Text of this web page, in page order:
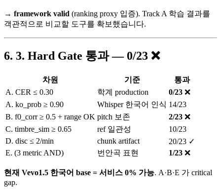
→ framework valid (ranking proxy 입증). Track A 학습 결과를
객관적으로 비교할 도구를 확보했습니다.
3. Hard Gate 통과 — 0/23 ❌
차원 기준
통과
A. CER ≤ 0.30
학계 production 0/23 ❌
A. ko_prob ≥ 0.90
Whisper 한국어 인식 14/23
B. f0_corr ≥ 0.5 + range OK pitch 보존 2/23 ❌
C. timbre_sim ≥ 0.65
ref 일관성
10/23
D. disc ≤ 2/min
chunk artifact
20/23 ✓
E. (3 metric AND)
번안곡 표현 1/23 ❌
현재 Vevo1.5 한국어 base = 서비스 0% 가능. A·B·E 가 critical
gap.